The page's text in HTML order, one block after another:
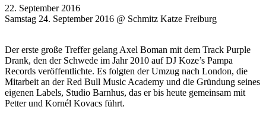
22. September 2016
Samstag 24. September 2016 @ Schmitz Katze Freiburg
Der erste große Treffer gelang Axel Boman mit dem Track Purple
Drank, den der Schwede im Jahr 2010 auf DJ Koze’s Pampa
Records veröffentlichte. Es folgten der Umzug nach London, die
Mitarbeit an der Red Bull Music Academy und die Gründung seines
eigenen Labels, Studio Barnhus, das er bis heute gemeinsam mit
Petter und Kornél Kovacs führt.